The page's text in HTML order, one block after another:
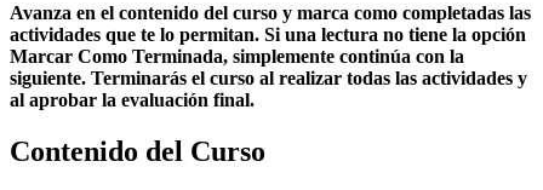
Avanza en el contenido del curso y marca como completadas las
actividades que te lo permitan. Si una lectura no tiene la opción
Marcar Como Terminada, simplemente continúa con la
siguiente. Terminarás el curso al realizar todas las actividades y
al aprobar la evaluación final.
Contenido del Curso